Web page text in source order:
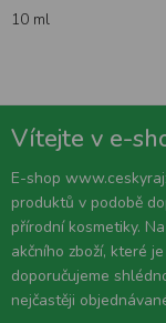
10 ml
Vítejte v e-
E-shop
produktů v podobě
přírodní kosmetiky.
akčního zboží, které
doporučujeme
nejčastěji